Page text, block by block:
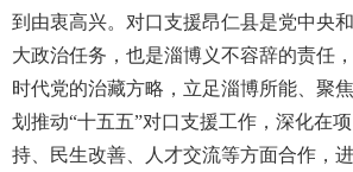
到由衷高兴。对口支援昂仁县是党中央
大政治任务，也是淄博义不容辞的责任
时代党的治藏方略，立足淄博所能、聚
划推动“十五五”对口支援工作，深化在
持、民生改善、人才交流等方面合作，